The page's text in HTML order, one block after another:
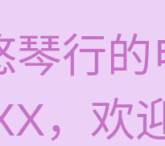
琴行
，欢